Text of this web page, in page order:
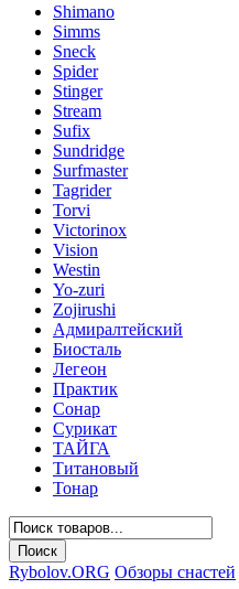
Shimano
Simms
Sneck
Spider
Stinger
Stream
Sufix
Sundridge
Surfmaster
Tagrider
Torvi
Victorinox
Vision
Westin
Yo-zuri
Zojirushi
Адмиралтейский
Биосталь
Легеон
Практик
Сонар
Сурикат
ТАЙГА
Титановый
Тонар
Rybolov.ORG Обзоры снастей